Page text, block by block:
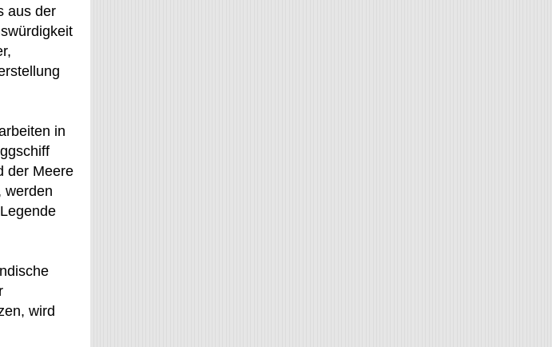
aus der
in
der Meere
werden
wird